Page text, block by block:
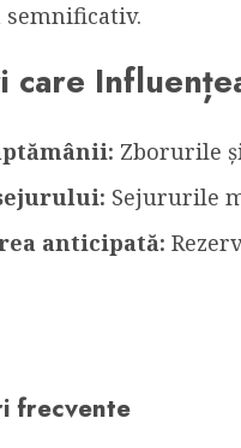
care
Zborurile
Sejururile
anticipată:
frecvente